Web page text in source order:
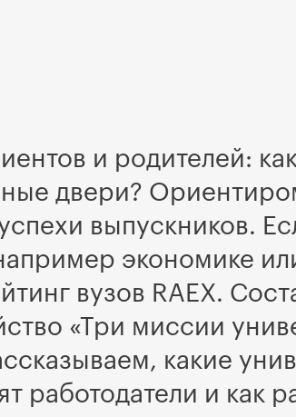
и родителей:
двери?
выпускников.
экономике
вузов RAEX.
«Три миссии
какие
работодатели и как